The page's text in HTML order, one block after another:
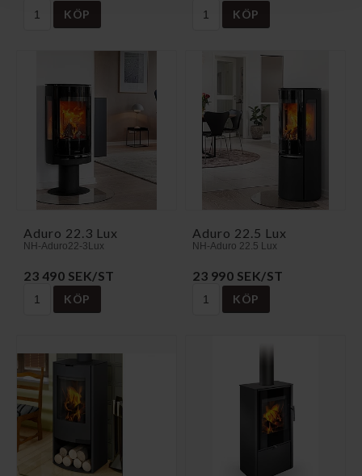
KÖP KÖP
Aduro 22.3 Lux
NH-Aduro22-3Lux
23 490 SEK/ST
KÖP
Aduro 22.5 Lux
NH-Aduro 22.5 Lux
23 990 SEK/ST
KÖP